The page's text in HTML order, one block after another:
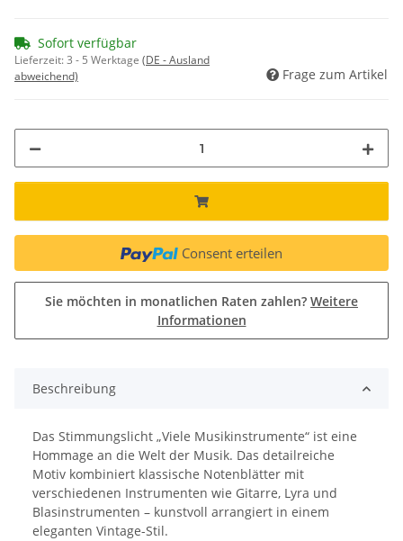
Sofort verfügbar
Lieferzeit:3 - 5 Werktage (DE - Ausland
abweichend)
Frage zum Artikel
Consent erteilen
Sie möchten in monatlichen Raten zahlen? Weitere
Informationen
Beschreibung
Das Stimmungslicht „Viele Musikinstrumente“ ist eine
Hommage an die Welt der Musik. Das detailreiche
Motiv kombiniert klassische Notenblätter mit
verschiedenen Instrumenten wie Gitarre, Lyra und
Blasinstrumenten – kunstvoll arrangiert in einem
eleganten Vintage-Stil.